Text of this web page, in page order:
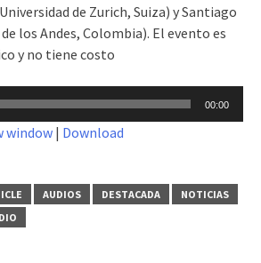
de Zurich, Suiza) y Santiago
los Andes, Colombia). El evento es
y no tiene costo
00:00
window | Download
AUDIOS DESTACADA
NOTICIAS